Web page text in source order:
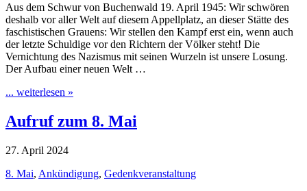
Aus dem Schwur von Buchenwald 19. April 1945: Wir schwören
deshalb vor aller Welt auf diesem Appellplatz, an dieser Stätte des
faschistischen Grauens: Wir stellen den Kampf erst ein, wenn auch
der letzte Schuldige vor den Richtern der Völker steht! Die
Vernichtung des Nazismus mit seinen Wurzeln ist unsere Losung.
Der Aufbau einer neuen Welt …
... weiterlesen »
Aufruf zum 8. Mai
27. April 2024
8. Mai, Ankündigung, Gedenkveranstaltung